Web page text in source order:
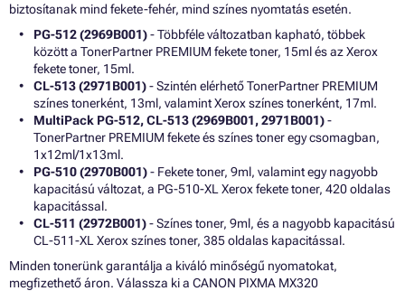
biztosítanak mind fekete-fehér, mind színes nyomtatás esetén.
PG-512 (2969B001)- Többféle változatban kapható, többek
között a TonerPartner PREMIUM fekete toner, 15ml és az Xerox
fekete toner, 15ml.
CL-513 (2971B001)- Szintén elérhető TonerPartner PREMIUM
színes tonerként, 13ml, valamint Xerox színes tonerként, 17ml.
MultiPack PG-512, CL-513 (2969B001, 2971B001)-
TonerPartner PREMIUM fekete és színes toner egy csomagban,
1x12ml/1x13ml.
PG-510 (2970B001)- Fekete toner, 9ml, valamint egy nagyobb
kapacitású változat, a PG-510-XL Xerox fekete toner, 420 oldalas
kapacitással.
CL-511 (2972B001)- Színes toner, 9ml, és a nagyobb kapacitású
CL-511-XL Xerox színes toner, 385 oldalas kapacitással.
Minden tonerünk garantálja a kiváló minőségű nyomatokat,
megfizethető áron. Válassza ki a CANON PIXMA MX320